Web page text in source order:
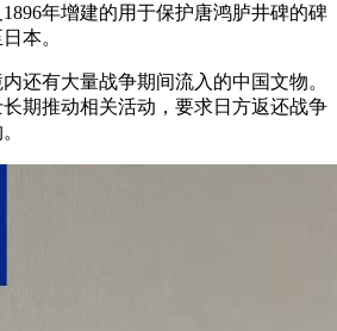
年增建的用于保护唐鸿胪井碑的碑
本。
有大量战争期间流入的中国文物。
期推动相关活动，要求日方返还战争